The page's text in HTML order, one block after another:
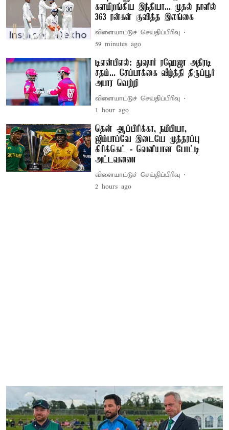
களமிறங்கிய இந்தியா... முதல் நாளில்
363 ரன்கள் குவித்த இலங்கை
விளையாட்டுச் செய்திப்பிரிவு
59 minutes ago
டிஎன்பிஎல்: துஷார் ரஹேஜா அதிரடி
சதம்... சேப்பாக்கை வீழ்த்தி திருப்பூர்
அபார வெற்றி
விளையாட்டுச் செய்திப்பிரிவு
1 hour ago
தென் ஆப்பிரிக்கா, நமீபியா,
ஜிம்பாப்வே இடையே முத்தரப்பு
கிரிக்கெட் - வெளியான போட்டி
அட்டவணை
விளையாட்டுச் செய்திப்பிரிவு
2 hours ago